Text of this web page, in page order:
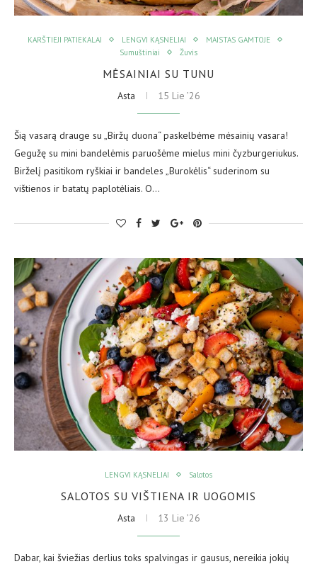
KARŠTIEJI PATIEKALAI LENGVI KĄSNELIAI
MAISTAS GAMTOJE
Sumuštiniai
Žuvis
MĖSAINIAI SU TUNU
Asta 15 Lie ’26
Šią vasarą drauge su „Biržų duona“ paskelbėme mėsainių vasara!
Gegužę su mini bandelėmis paruošėme mielus mini čyzburgeriukus.
Birželį pasitikom ryškiai ir bandeles „Burokėlis“ suderinom su
vištienos ir batatų paplotėliais. O…
LENGVI KĄSNELIAI Salotos
SALOTOS SU VIŠTIENA IR UOGOMIS
Asta 13 Lie ’26
Dabar, kai šviežias derlius toks spalvingas ir gausus, nereikia jokių